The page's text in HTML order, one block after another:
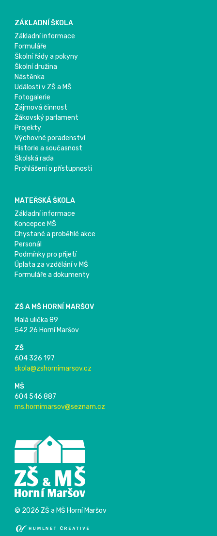
ZÁKLADNÍ ŠKOLA
Základní informace
Formuláře
Školní řády a pokyny
Školní družina
Nástěnka
Události v ZŠ a MŠ
Fotogalerie
Zájmová činnost
Žákovský parlament
Projekty
Výchovné poradenství
Historie a současnost
Školská rada
Prohlášení o přístupnosti
MATEŘSKÁ ŠKOLA
Základní informace
Koncepce MŠ
Chystané a proběhlé akce
Personál
Podmínky pro přijetí
Úplata za vzdělání v MŠ
Formuláře a dokumenty
ZŠ A MŠ HORNÍ MARŠOV
Malá ulička 89
542 26 Horní Maršov
ZŠ
604 326 197
skola@zshornimarsov.cz
MŠ
604 546 887
ms.hornimarsov@seznam.cz
© 2026 ZŠ a MŠ Horní Maršov